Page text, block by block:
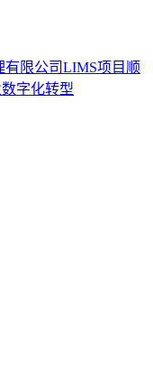
限公司LIMS项目顺
字化转型